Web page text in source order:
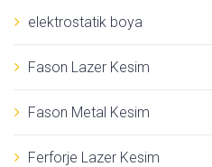
elektrostatik boya
Fason Lazer Kesim
Fason Metal Kesim
Ferforje Lazer Kesim